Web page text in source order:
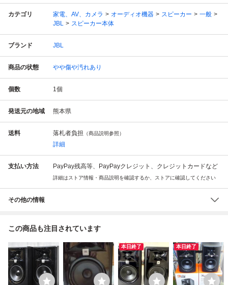
カテゴリ 家電、AV、カメラ オーディオ機器 スピーカー
一般
JBL
スピーカー本体
ブランド JBL
商品の状態 やや傷や汚れあり
個数 1個
発送元の地域 熊本県
送料 落札者負担 （商品説明参照）
詳細
支払い方法 PayPay残高等、PayPayクレジット、クレジットカードなど
詳細はストア情報・商品説明を確認するか、ストアに確認してください
その他の情報
この商品も注目されています
本日終了 本日終了